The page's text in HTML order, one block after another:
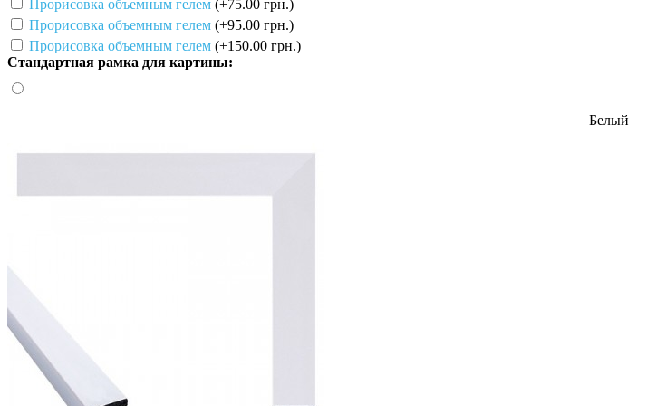
Прорисовка объемным гелем (+75.00 грн.)
Прорисовка объемным гелем (+95.00 грн.)
Прорисовка объемным гелем (+150.00 грн.)
Стандартная рамка для картины:
Белый